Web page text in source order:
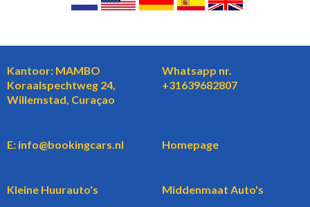
Kantoor: MAMBO
Koraalspechtweg 24,
Willemstad, Curaçao
Whatsapp nr.
+31639682807
E: info@bookingcars.nl Homepage
Kleine Huurauto's Middenmaat Auto's